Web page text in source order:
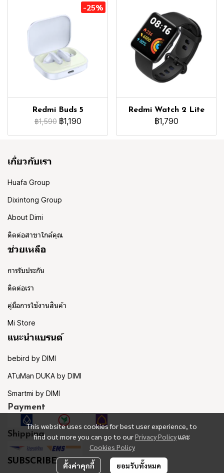
-25%
Redmi Buds 5
฿1,590 ฿1,190
Redmi Watch 2 Lite
฿1,790
This website uses cookies for best user experience, to
find out more you can go to ourPrivacy Policyและ
Cookies Policy
ตั้งค่าคุกกี้ ยอมรับทั้งหมด
เกี่ยวกับเรา
Huafa Group
Dixintong Group
About Dimi
ติดต่อสาขาใกล้คุณ
ช่วยเหลือ
การรับประกัน
ติดต่อเรา
คู่มือการใช้งานสินค้า
Mi Store
แนะนำแบรนด์
bebird by DIMI
ATuMan DUKA by DIMI
Smartmi by DIMI
Payment
Shipping
SUBSCRIBE